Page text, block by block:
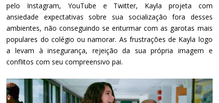
pelo Instagram, YouTube e Twitter, Kayla projeta com
ansiedade expectativas sobre sua socialização fora desses
ambientes, não conseguindo se enturmar com as garotas mais
populares do colégio ou namorar. As frustrações de Kayla logo
a levam à insegurança, rejeição da sua própria imagem e
conflitos com seu compreensivo pai.